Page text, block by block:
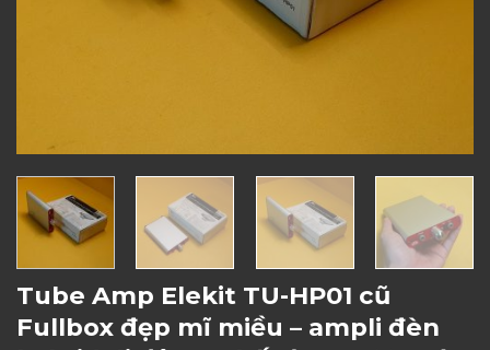
Tube Amp Elekit TU-HP01 cũ
Fullbox đẹp mĩ miều – ampli đèn